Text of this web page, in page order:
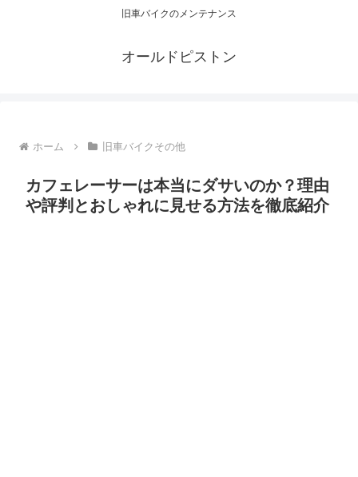
旧車バイクのメンテナンス
オールドピストン
ホーム 旧車バイクその他
カフェレーサーは本当にダサいのか？理由
や評判とおしゃれに見せる方法を徹底紹介